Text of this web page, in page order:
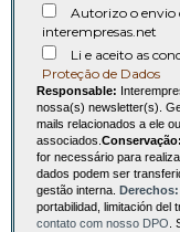
Autorizo o envio
interempresas.net
Li e aceito as
Proteção de Dados
Responsable:
nossa(s) newsletter(s).
mails relacionados a ele
associados. Conservação:
for necessário para
dados podem ser
gestão interna.
Derechos:
portabilidad, limitación del
contato com nosso DPO